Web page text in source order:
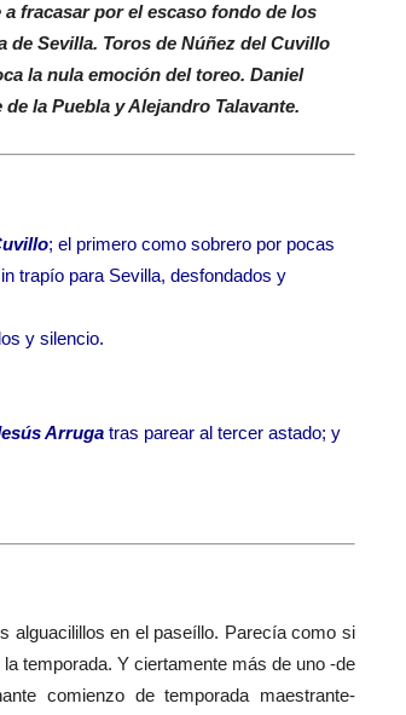
fracasar por el escaso fondo de los
Sevilla. Toros de Núñez del Cuvillo
la nula emoción del toreo. Daniel
la Puebla y Alejandro Talavante.
; el primero como sobrero por pocas
trapío para Sevilla, desfondados y
y silencio.
Arruga tras parear al tercer astado; y
en el paseíllo. Parecía como si
temporada. Y ciertamente más de uno -de
comienzo de temporada maestrante-